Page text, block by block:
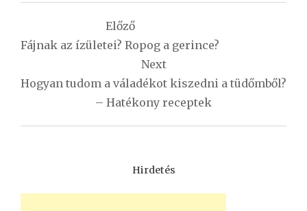
Bejegyzés
navigáció
Előző
Fájnak az ízületei? Ropog a gerince?
Next
Hogyan tudom a váladékot kiszedni a tüdőmből?
– Hatékony receptek
Hirdetés